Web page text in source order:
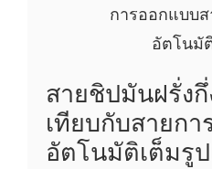
การออกแบบ
อัตโนมั
สายชิปมันฝรั่ง
เทียบกับสายก
อัตโนมัติเต็มรู